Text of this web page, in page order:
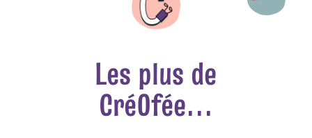
Les plus de
CréOfée...